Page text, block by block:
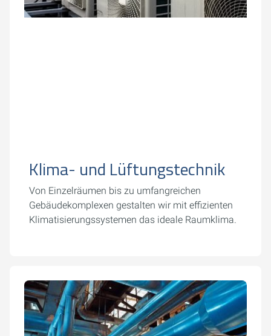
Klima- und Lüftungstechnik
Von Einzelräumen bis zu umfangreichen
Gebäudekomplexen gestalten wir mit effizienten
Klimatisierungssystemen das ideale Raumklima.